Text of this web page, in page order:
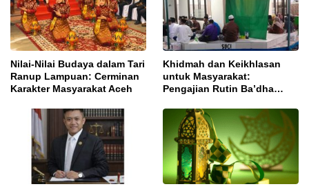
Nilai-Nilai Budaya dalam Tari
Ranup Lampuan: Cerminan
Karakter Masyarakat Aceh
Khidmah dan Keikhlasan
untuk Masyarakat:
Pengajian Rutin Ba’dha